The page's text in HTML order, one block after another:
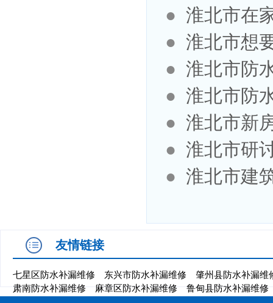
● 淮北市在
● 淮北市想
● 淮北市防
● 淮北市防
● 淮北市新
● 淮北市研
● 淮北市建
友情链接
七星区防水补漏维修 东兴市防水补漏维修
肇州县防水补漏维
肃南防水补漏维修
麻章区防水补漏维修 鲁甸县防水补漏维修